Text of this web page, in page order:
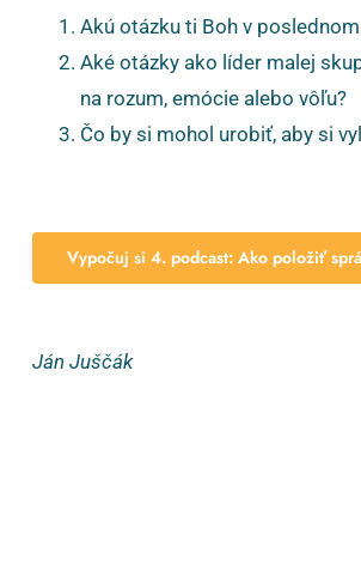
Akú otázku ti Boh v
Aké otázky ako líder malej
na rozum, emócie alebo vôľu?
Čo by si mohol urobiť, aby si
Vypočuj si 4. podcast: Ako položiť
Ján Juščák